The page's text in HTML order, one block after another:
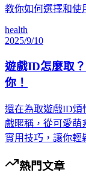
教你如何選擇和使
health
2025/9/10
遊戲ID怎麼取
你！
還在為取遊戲ID煩
戲暱稱，從可愛萌
實用技巧，讓你輕
熱門文章